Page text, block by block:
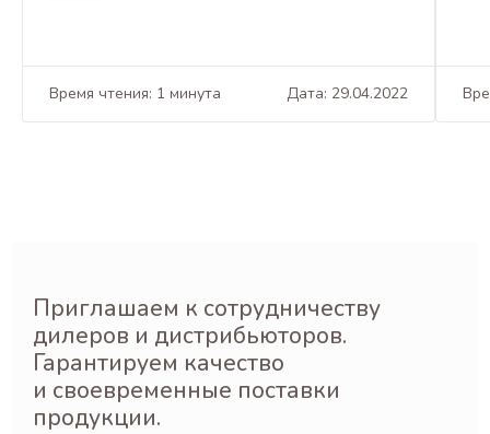
Время чтения: 1 минута Дата: 29.04.2022
Приглашаем к сотрудничеству
дилеров и дистрибьюторов.
Гарантируем качество
и своевременные поставки
продукции.